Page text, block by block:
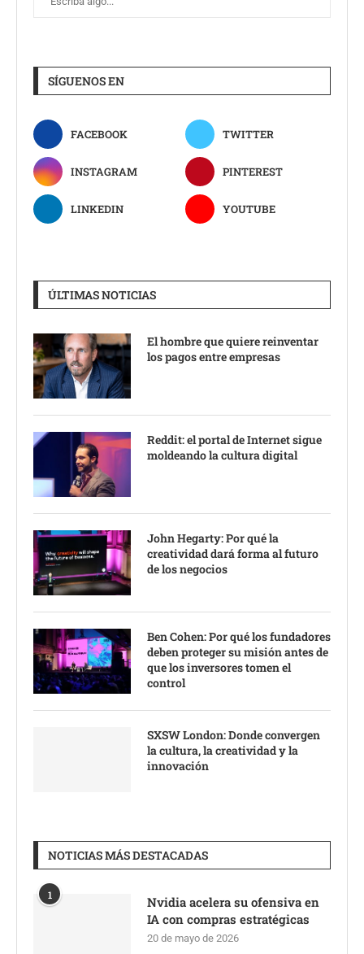
SÍGUENOS EN
FACEBOOK TWITTER
INSTAGRAM PINTEREST
LINKEDIN YOUTUBE
ÚLTIMAS NOTICIAS
El hombre que quiere reinventar
los pagos entre empresas
Reddit: el portal de Internet sigue
moldeando la cultura digital
John Hegarty: Por qué la
creatividad dará forma al futuro
de los negocios
Ben Cohen: Por qué los fundadores
deben proteger su misión antes de
que los inversores tomen el
control
SXSW London: Donde convergen
la cultura, la creatividad y la
innovación
NOTICIAS MÁS DESTACADAS
1
Nvidia acelera su ofensiva en
IA con compras estratégicas
20 de mayo de 2026